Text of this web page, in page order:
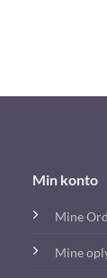
Min konto
Mine
Mine